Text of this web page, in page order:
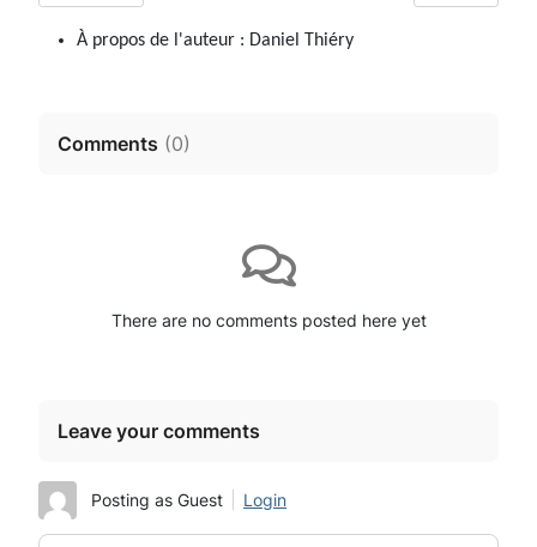
À propos de l'auteur : Daniel Thiéry
Comments (0)
There are no comments posted here yet
Leave your comments
Posting as Guest Login